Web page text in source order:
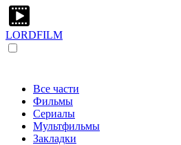
LORDFILM
Все части
Фильмы
Сериалы
Мультфильмы
Закладки